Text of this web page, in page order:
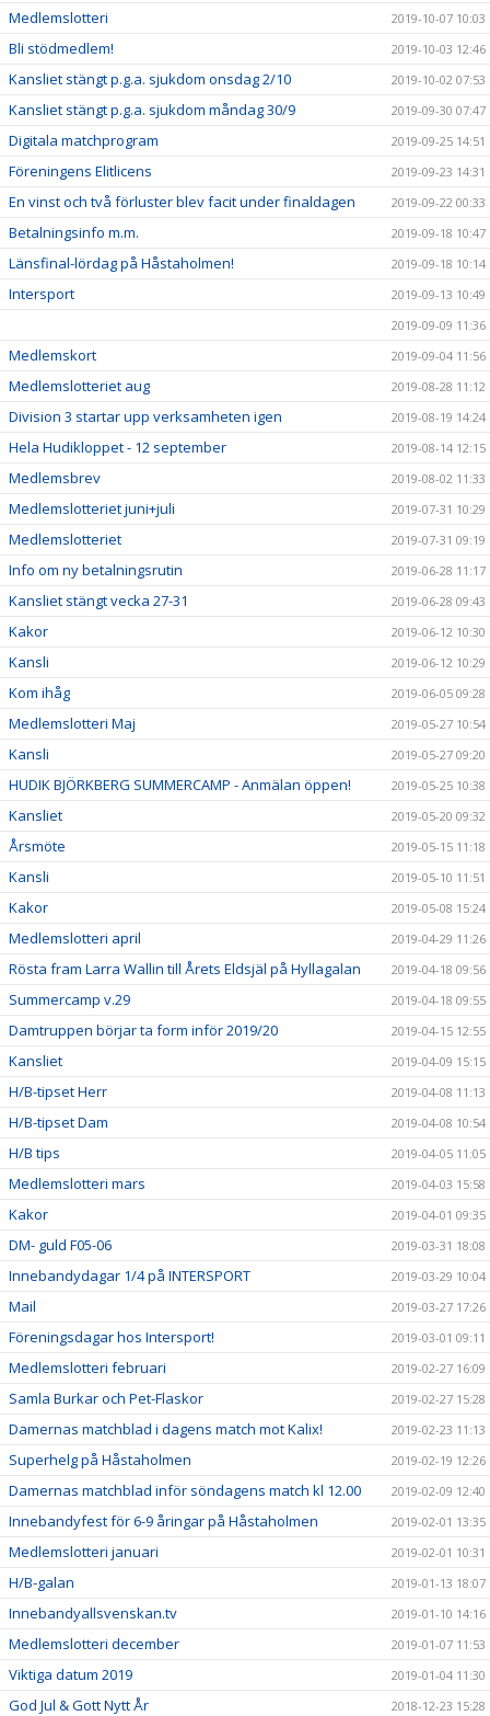
Medlemslotteri 2019-10-07 10:03
Bli stödmedlem! 2019-10-03 12:46
Kansliet stängt p.g.a. sjukdom onsdag 2/10 2019-10-02 07:53
Kansliet stängt p.g.a. sjukdom måndag 30/9 2019-09-30 07:47
Digitala matchprogram 2019-09-25 14:51
Föreningens Elitlicens 2019-09-23 14:31
En vinst och två förluster blev facit under finaldagen 2019-09-22 00:33
Betalningsinfo m.m. 2019-09-18 10:47
Länsfinal-lördag på Håstaholmen! 2019-09-18 10:14
Intersport
2019-09-13 10:49
2019-09-09 11:36
Medlemskort 2019-09-04 11:56
Medlemslotteriet aug 2019-08-28 11:12
Division 3 startar upp verksamheten igen 2019-08-19 14:24
Hela Hudikloppet - 12 september 2019-08-14 12:15
Medlemsbrev 2019-08-02 11:33
Medlemslotteriet juni+juli 2019-07-31 10:29
Medlemslotteriet 2019-07-31 09:19
Info om ny betalningsrutin 2019-06-28 11:17
Kansliet stängt vecka 27-31 2019-06-28 09:43
Kakor 2019-06-12 10:30
Kansli 2019-06-12 10:29
Kom ihåg 2019-06-05 09:28
Medlemslotteri Maj 2019-05-27 10:54
Kansli 2019-05-27 09:20
HUDIK BJÖRKBERG SUMMERCAMP - Anmälan öppen! 2019-05-25 10:38
Kansliet 2019-05-20 09:32
Årsmöte 2019-05-15 11:18
Kansli 2019-05-10 11:51
Kakor 2019-05-08 15:24
Medlemslotteri april 2019-04-29 11:26
Rösta fram Larra Wallin till Årets Eldsjäl på Hyllagalan 2019-04-18 09:56
Summercamp v.29 2019-04-18 09:55
Damtruppen börjar ta form inför 2019/20 2019-04-15 12:55
Kansliet 2019-04-09 15:15
H/B-tipset Herr 2019-04-08 11:13
H/B-tipset Dam 2019-04-08 10:54
H/B tips 2019-04-05 11:05
Medlemslotteri mars 2019-04-03 15:58
Kakor 2019-04-01 09:35
DM- guld F05-06 2019-03-31 18:08
Innebandydagar 1/4 på INTERSPORT 2019-03-29 10:04
Mail 2019-03-27 17:26
Föreningsdagar hos Intersport! 2019-03-01 09:11
Medlemslotteri februari 2019-02-27 16:09
Samla Burkar och Pet-Flaskor 2019-02-27 15:28
Damernas matchblad i dagens match mot Kalix! 2019-02-23 11:13
Superhelg på Håstaholmen 2019-02-19 12:26
Damernas matchblad inför söndagens match kl 12.00 2019-02-09 12:40
Innebandyfest för 6-9 åringar på Håstaholmen 2019-02-01 13:35
Medlemslotteri januari 2019-02-01 10:31
H/B-galan 2019-01-13 18:07
Innebandyallsvenskan.tv 2019-01-10 14:16
Medlemslotteri december 2019-01-07 11:53
Viktiga datum 2019 2019-01-04 11:30
God Jul & Gott Nytt År 2018-12-23 15:28